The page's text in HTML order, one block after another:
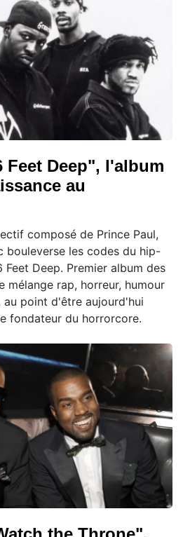
Feet Deep", l'album
au
composé de Prince Paul,
bouleverse les codes du hip-
Deep. Premier album des
mélange rap, horreur, humour
point d'être aujourd'hui
fondateur du horrorcore.